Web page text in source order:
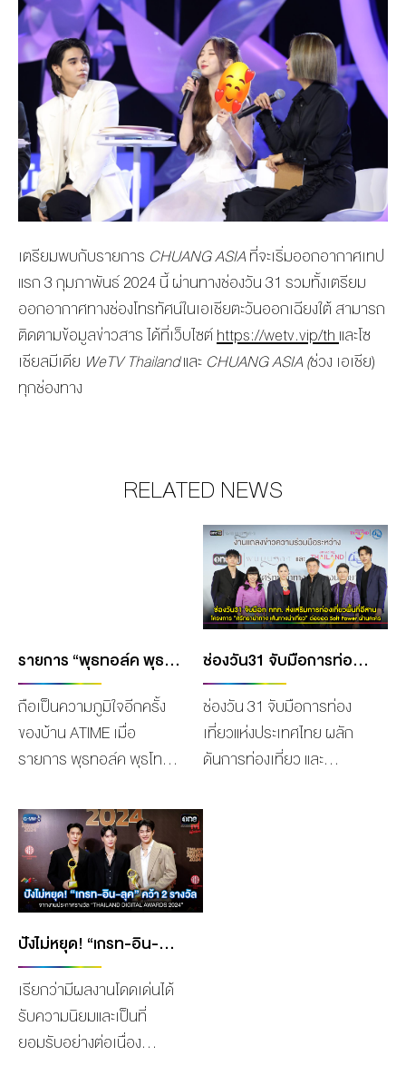
เตรียมพบกับรายการ CHUANG ASIAที่จะเริ่มออกอากาศเทป
แรก 3 กุมภาพันธ์ 2024 นี้ผ่านทางช่องวัน 31 รวมทั้งเตรียม
ออกอากาศทางช่องโทรทัศน์ในเอเชียตะวันออกเฉียงใต้สามารถ
ติดตามข้อมูลข่าวสารได้ที่เว็บไซต์https://wetv.vip/thและโซ
เชียลมีเดีย WeTV Thailandและ CHUANG ASIA (ช่วง เอเชีย)
ทุกช่องทาง
RELATED NEWS
รายการ “พุธทอล์ค พุธโทร” รับความปังท้ายปี คว้ารางวัลด้านสื่อสร้างสรรค์ ประเภทสื่อสารมวลชน จากเวทีอรรธนารีศวร
ถือเป็นความภูมิใจอีกครั้ง
ของบ้าน ATIME เมื่อ
รายการ พุธทอล์ค พุธโทร
ด้านสื่อสร้างสรรค์ ประเภท
สื่อสารมวลชน จากเวที
อรรธนารีศวร ครั้งที่ ๖
ประจำปี พ.ศ. ๒๕๖๗ จัด
โดย สมาคมฟ้าสีรุ้งแห่ง
ประเทศไทย (RSAT) ร่วมกับ
หน่วยงานภาครัฐ เอกชน
และองค์กรภาคประชาสังคม
จัดพิธีมอบรางวัล “อรรธนา
รีศวร” ณ กระทรวงยุติธรรม
ช่องวัน31 จับมือการท่องเที่ยวแห่งประเทศไทย ส่งเสริมการท่องเที่ยวพื้นที่อีสาน กับโครงการตามรอยพญานาค “ศรัทธานำทาง เส้นทางนำเที่ยว” ต่อยอด SOFT POWER ผ่านละคร
ช่องวัน 31 จับมือการท่อง
เที่ยวแห่งประเทศไทย ผลัก
ดันการท่องเที่ยว และ
ปังไม่หยุด! “เกรท-อิน-ลุค” คว้า 2 รางวัลจากงานประกาศรางวัล “THAILAND DIGITAL AWARDS 2024” ครั้งที่ 5
เรียกว่ามีผลงานโดดเด่นได้
รับความนิยมและเป็นที่
ยอมรับอย่างต่อเนื่อง